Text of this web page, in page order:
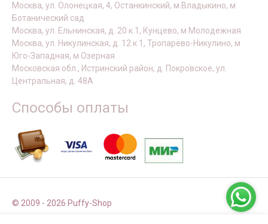
Москва, ул. Олонецкая, 4, Останкинский, м Владыкино, м
Ботанический сад
Москва, ул. Ельнинская, д. 20 к 1, Кунцево, м Молодежная
Москва, ул. Никулинская, д. 12 к 1, Тропарёво-Никулино, м
Юго-Западная, м Озерная
Московская обл., Истринский район, д. Покровское, ул.
Центральная, д. 48А
Способы оплаты
© 2009 - 2026 Puffy-Shop